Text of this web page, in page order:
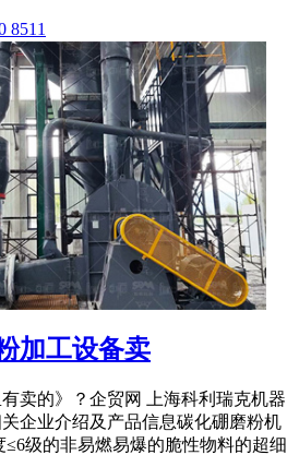
8511
加工设备卖
卖的》？企贸网 上海科利瑞克机器
企业介绍及产品信息碳化硼磨粉机
≤6级的非易燃易爆的脆性物料的超细